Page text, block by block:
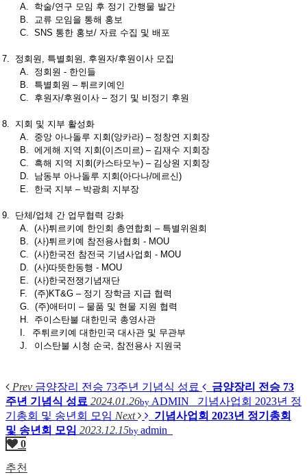
A.
학술/연구 모임 후 정기 간행물 발간
B.
교류 모임을 통해 홍보
C. SNS 통한 홍보/ 자료 수집 및 배포
7. 정회원 , 특별회원 , 후원자/후원이사 모집
A.
정회원 - 한인들
B.
특별회원 – 튀르키예인
C.
후원자/후원이사 – 정기 및 비정기 후원
8. 지회 및 지부 활성화
A.
중앙 아나돌루 지회(앙카라) – 정창연 지회장
B. 에게해 지역 지회(이즈미르) – 김재수 지회장
C.
흑해 지역 지회(카스타모누) – 김상원 지회장
D.
남동부 아나돌루 지회(아다나/메르신)
E.
한국 지부 – 박광희 지부장
9. 단체/업체 간 업무협력 강화
A. (사)튀르키예 한인회 총연합회 – 특별위원회
B. (사)튀르키예 참전용사협회 - MOU
C. (사)한국전 참전국 기념사업회 - MOU
D. (사)따뜻한동행 - MOU
E. (사)한국전쟁기념재단
F.
(주)KT&G – 정기 장학금 지급 협력
G. (주)애터미 – 물품 및 현물 지원 협력
H.
주이스탄불 대한민국 총영사관
I.
주튀르키예 대한민국 대사관 및 무관부
J.
이스탄불 시청 순국, 참전용사 지원국
Prev 금양장리 전승 73주년 기념식 성료
금양장리 전승 73
주년 기념식 성료 2024.01.26by ADMIN
기념사업회 2023년 정
기총회 및 송년회 모임 Next
기념사업회 2023년 정기총회
및 송년회 모임 2023.12.15by admin
0
추천